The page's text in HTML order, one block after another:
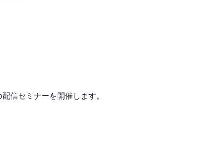
信セミナーを開催します。